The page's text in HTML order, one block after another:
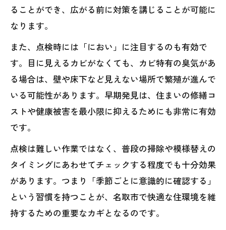
ることができ、広がる前に対策を講じることが可能に
なります。
また、点検時には「におい」に注目するのも有効で
す。目に見えるカビがなくても、カビ特有の臭気があ
る場合は、壁や床下など見えない場所で繁殖が進んで
いる可能性があります。早期発見は、住まいの修繕コ
ストや健康被害を最小限に抑えるためにも非常に有効
です。
点検は難しい作業ではなく、普段の掃除や模様替えの
タイミングにあわせてチェックする程度でも十分効果
があります。つまり「季節ごとに意識的に確認する」
という習慣を持つことが、名取市で快適な住環境を維
持するための重要なカギとなるのです。